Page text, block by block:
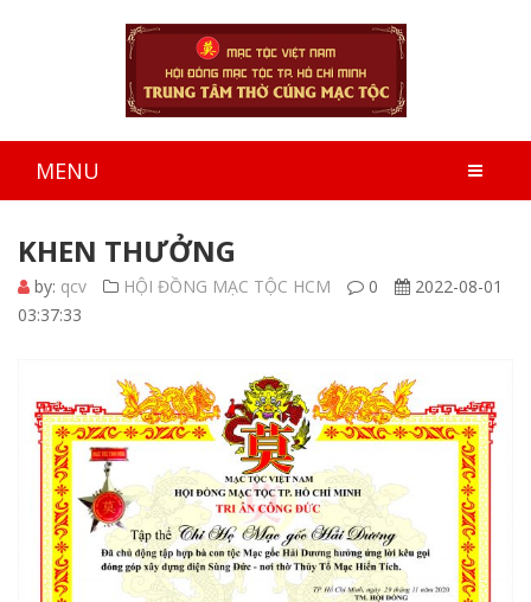
MENU
KHEN THƯỞNG
by: qcv HỘI ĐỒNG MẠC TỘC HCM 0
2022-08-01
03:37:33